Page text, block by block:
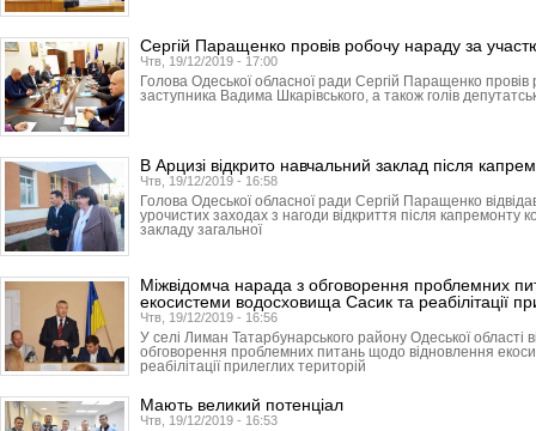
Сергій Паращенко провів робочу нараду за
Чтв, 19/12/2019 - 17:00
Голова Одеської обласної ради Сергій Паращенко
заступника Вадима Шкарівського, а також голів
В Арцизі відкрито навчальний заклад після
Чтв, 19/12/2019 - 16:58
Голова Одеської обласної ради Сергій Паращенко
урочистих заходах з нагоди відкриття після капремонту
закладу загальної
Міжвідомча нарада з обговорення проблемних
екосистеми водосховища Сасик та реабілітації
Чтв, 19/12/2019 - 16:56
У селі Лиман Татарбунарського району Одеської області
обговорення проблемних питань щодо відновлення
реабілітації прилеглих територій
Мають великий потенціал
Чтв, 19/12/2019 - 16:53